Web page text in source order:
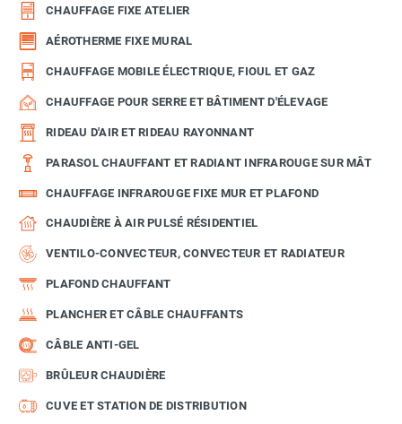
CHAUFFAGE FIXE ATELIER
AÉROTHERME FIXE MURAL
CHAUFFAGE MOBILE ÉLECTRIQUE, FIOUL ET GAZ
CHAUFFAGE POUR SERRE ET BÂTIMENT D'ÉLEVAGE
RIDEAU D'AIR ET RIDEAU RAYONNANT
PARASOL CHAUFFANT ET RADIANT INFRAROUGE SUR MÂT
CHAUFFAGE INFRAROUGE FIXE MUR ET PLAFOND
CHAUDIÈRE À AIR PULSÉ RÉSIDENTIEL
VENTILO-CONVECTEUR, CONVECTEUR ET RADIATEUR
PLAFOND CHAUFFANT
PLANCHER ET CÂBLE CHAUFFANTS
CÂBLE ANTI-GEL
BRÛLEUR CHAUDIÈRE
CUVE ET STATION DE DISTRIBUTION